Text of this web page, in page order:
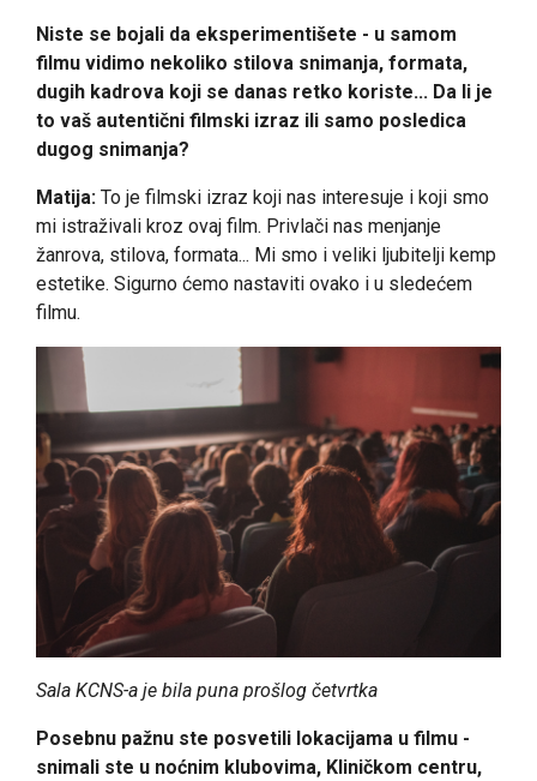
Niste se bojali da eksperimentišete - u samom
filmu vidimo nekoliko stilova snimanja, formata,
dugih kadrova koji se danas retko koriste... Da li je
to vaš autentični filmski izraz ili samo posledica
dugog snimanja?
Matija: To je filmski izraz koji nas interesuje i koji smo
mi istraživali kroz ovaj film. Privlači nas menjanje
žanrova, stilova, formata... Mi smo i veliki ljubitelji kemp
estetike. Sigurno ćemo nastaviti ovako i u sledećem
filmu.
Sala KCNS-a je bila puna prošlog četvrtka
Posebnu pažnu ste posvetili lokacijama u filmu -
snimali ste u noćnim klubovima, Kliničkom centru,